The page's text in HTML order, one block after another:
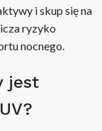
i skup się na
ryzyko
nocnego.
jest